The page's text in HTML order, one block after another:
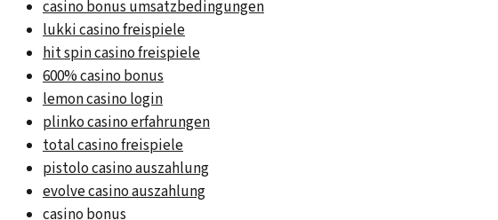
casino bonus umsatzbedingungen
lukki casino freispiele
hit spin casino freispiele
600% casino bonus
lemon casino login
plinko casino erfahrungen
total casino freispiele
pistolo casino auszahlung
evolve casino auszahlung
casino bonus